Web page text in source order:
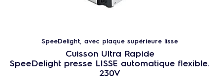
SpeeDelight, avec plaque supérieure lisse
Cuisson Ultra Rapide
SpeeDelight presse LISSE automatique flexible.
230V